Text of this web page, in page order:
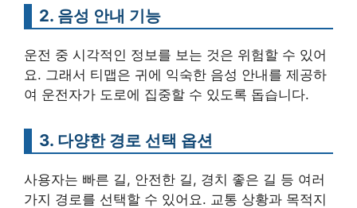
2. 음성 안내 기능
운전 중 시각적인 정보를 보는 것은 위험할 수 있어
요. 그래서 티맵은 귀에 익숙한 음성 안내를 제공하
여 운전자가 도로에 집중할 수 있도록 돕습니다.
3. 다양한 경로 선택 옵션
사용자는 빠른 길, 안전한 길, 경치 좋은 길 등 여러
가지 경로를 선택할 수 있어요. 교통 상황과 목적지